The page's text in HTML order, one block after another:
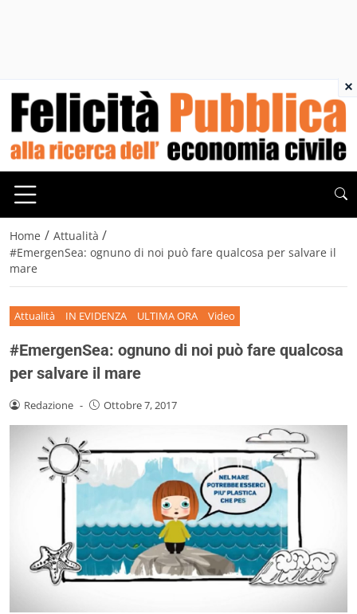
Home / Attualità /
#EmergenSea: ognuno di noi può fare qualcosa per salvare il
mare
Attualità IN EVIDENZA ULTIMA ORA Video
#EmergenSea: ognuno di noi può fare qualcosa
per salvare il mare
Redazione - Ottobre 7, 2017
×